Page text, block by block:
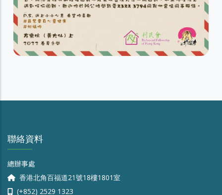
聯絡資料
總辦事處
香港北角百福道21號18樓1801室
(+852) 2529 1323